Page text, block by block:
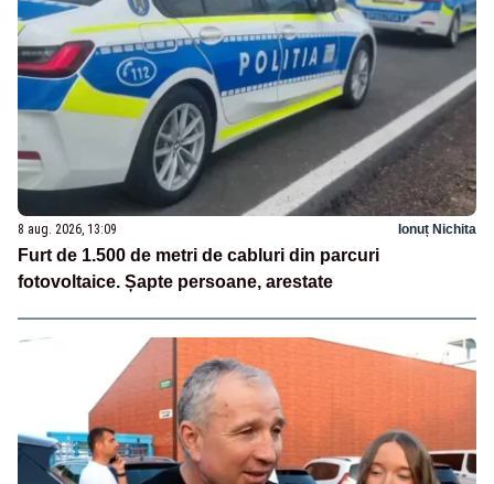
8 aug. 2026, 13:09 Ionuț Nichita
Furt de 1.500 de metri de cabluri din parcuri
fotovoltaice. Șapte persoane, arestate